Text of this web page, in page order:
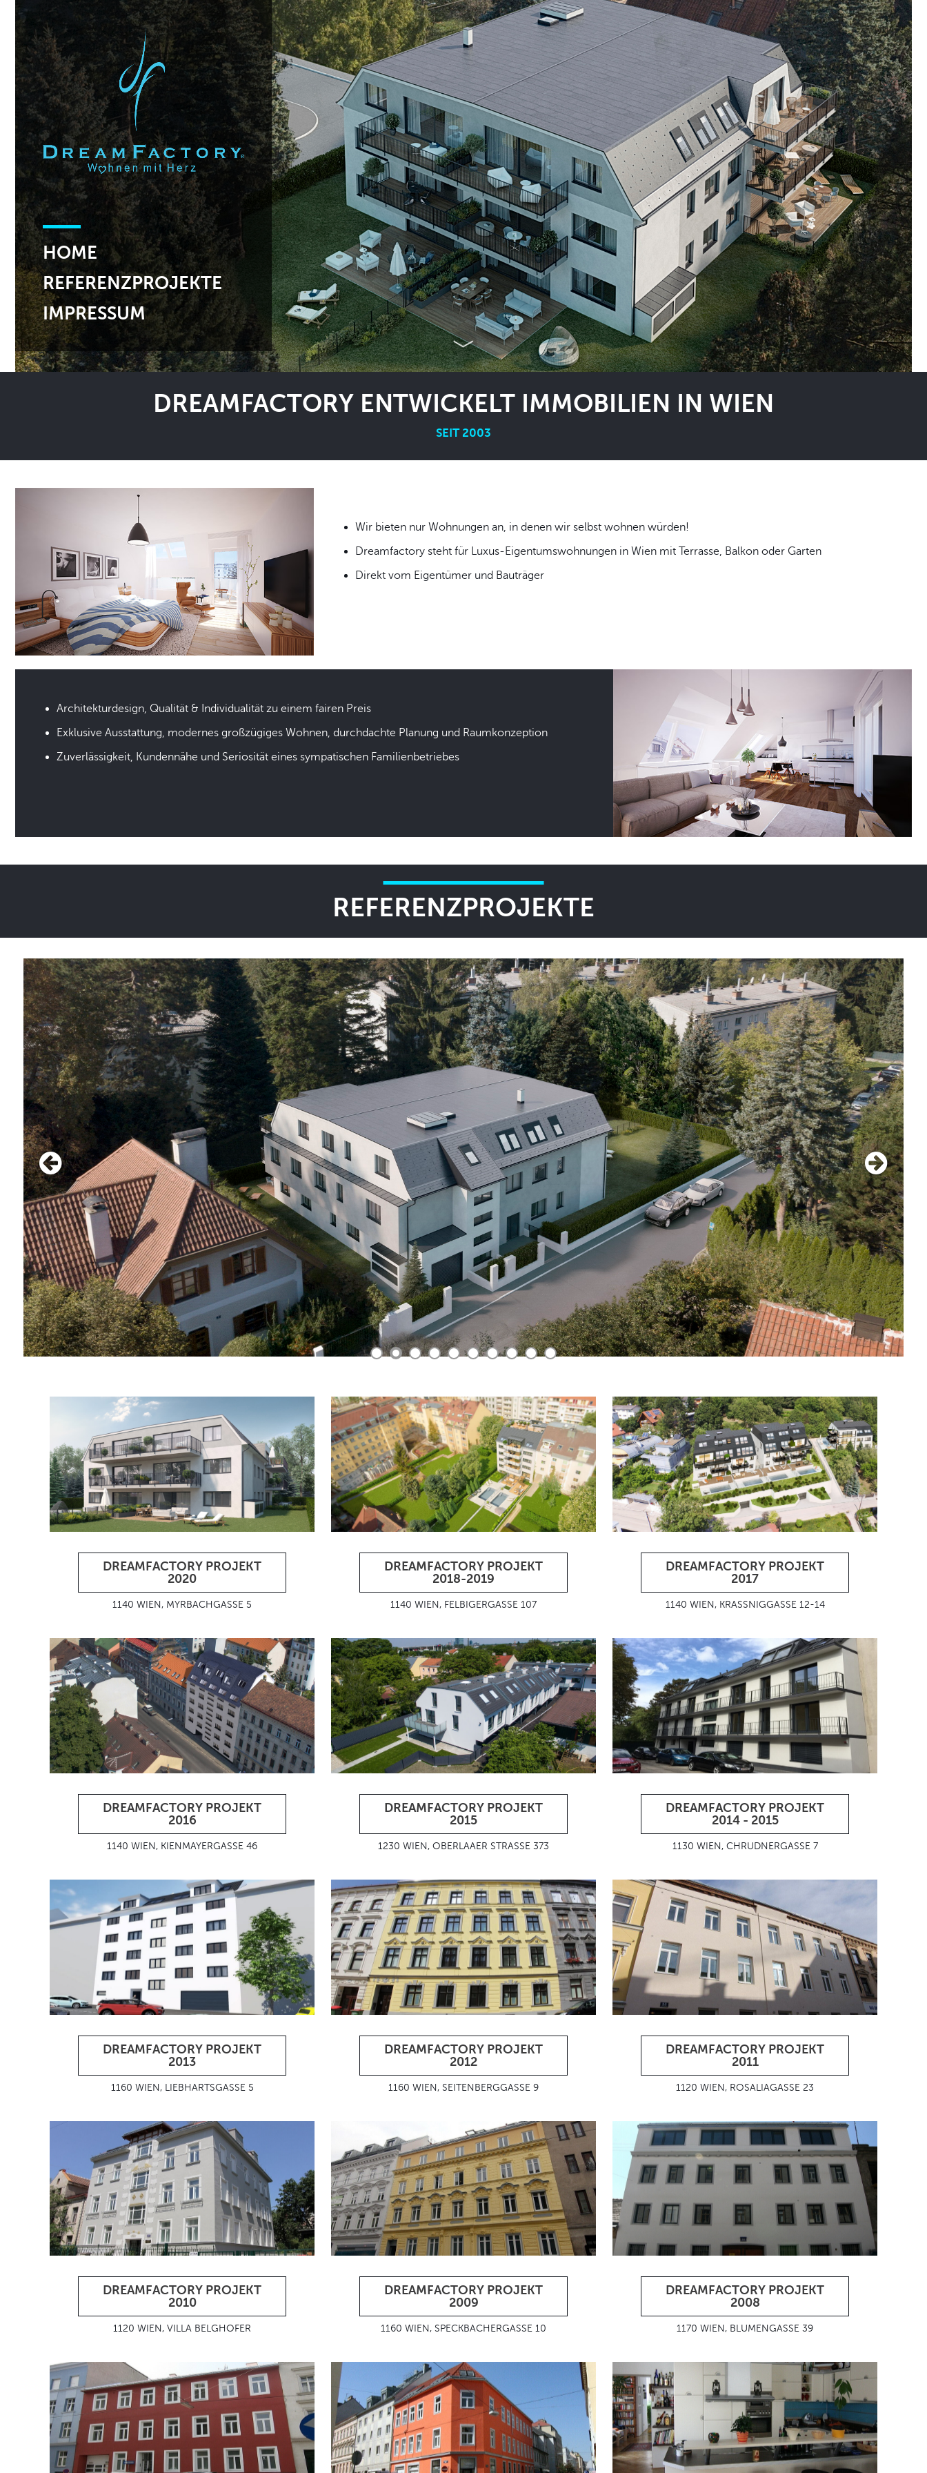
HOME
REFERENZPROJEKTE
IMPRESSUM
DREAMFACTORY ENTWICKELT IMMOBILIEN IN WIEN
SEIT 2003
Wir bieten nur Wohnungen an, in denen wir selbst wohnen würden!
Dreamfactory steht für Luxus-Eigentumswohnungen in Wien mit Terrasse, Balkon oder Garten
Direkt vom Eigentümer und Bauträger
Architekturdesign, Qualität & Individualität zu einem fairen Preis
Exklusive Ausstattung, modernes großzügiges Wohnen, durchdachte Planung und Raumkonzeption
Zuverlässigkeit, Kundennähe und Seriosität eines sympatischen Familienbetriebes
REFERENZPROJEKTE
DREAMFACTORY PROJEKT
2020
1140 WIEN, MYRBACHGASSE 5
DREAMFACTORY PROJEKT
2018-2019
1140 WIEN, FELBIGERGASSE 107
DREAMFACTORY PROJEKT
2017
1140 WIEN, KRASSNIGGASSE 12-14
DREAMFACTORY PROJEKT
2016
1140 WIEN, KIENMAYERGASSE 46
DREAMFACTORY PROJEKT
2015
1230 WIEN, OBERLAAER STRASSE 373
DREAMFACTORY PROJEKT
2014 - 2015
1130 WIEN, CHRUDNERGASSE 7
DREAMFACTORY PROJEKT
2013
1160 WIEN, LIEBHARTSGASSE 5
DREAMFACTORY PROJEKT
2012
1160 WIEN, SEITENBERGGASSE 9
DREAMFACTORY PROJEKT
2011
1120 WIEN, ROSALIAGASSE 23
DREAMFACTORY PROJEKT
2010
1120 WIEN, VILLA BELGHOFER
DREAMFACTORY PROJEKT
2009
1160 WIEN, SPECKBACHERGASSE 10
DREAMFACTORY PROJEKT
2008
1170 WIEN, BLUMENGASSE 39